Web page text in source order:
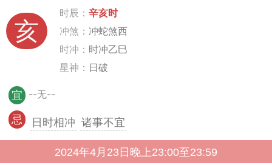
亥
时辰： 辛亥时
冲煞： 冲蛇煞西
时冲： 时冲乙巳
星神： 日破
宜 --无--
忌 日时相冲 诸事不宜
2024年4月23日晚上23:00至23:59